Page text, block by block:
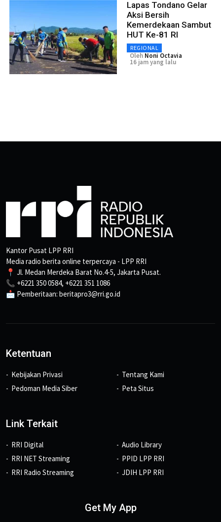
Lapas Tondano Gelar
Aksi Bersih
Kemerdekaan Sambut
HUT Ke-81 RI
REGIONAL
Oleh Noni Octavia
16 jam yang lalu
Kantor Pusat LPP RRI
Media radio berita online terpercaya - LPP RRI
📍 Jl. Medan Merdeka Barat No.4-5, Jakarta Pusat.
📞 +6221 350 0584, +6221 351 1086
📩 Pemberitaan: beritapro3@rri.go.id
Ketentuan
Kebijakan Privasi
Pedoman Media Siber
Tentang Kami
Peta Situs
Link Terkait
RRI Digital
RRI NET Streaming
RRI Radio Streaming
Audio Library
PPID LPP RRI
JDIH LPP RRI
Get My App